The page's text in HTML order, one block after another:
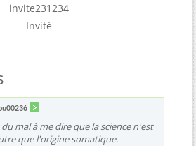
invite231234
Invité
mal à me dire que la science n'est
que l'origine somatique.